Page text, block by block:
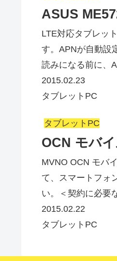
ASUS
LTE対応タブレッ
す。APNが自動設
読みになる前に、
2015.02.23
タブレットPC
タブレットPC
OCN モバ
MVNO OCN モバ
て、スマートフォ
い。＜契約に必要
2015.02.22
タブレットPC